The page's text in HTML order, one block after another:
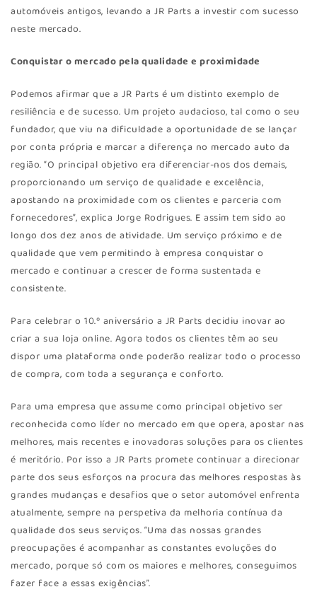
automóveis antigos, levando a JR Parts a investir com sucesso
neste mercado.
Conquistar o mercado pela qualidade e proximidade
Podemos afirmar que a JR Parts é um distinto exemplo de
resiliência e de sucesso. Um projeto audacioso, tal como o seu
fundador, que viu na dificuldade a oportunidade de se lançar
por conta própria e marcar a diferença no mercado auto da
região. “O principal objetivo era diferenciar-nos dos demais,
proporcionando um serviço de qualidade e excelência,
apostando na proximidade com os clientes e parceria com
fornecedores”, explica Jorge Rodrigues. E assim tem sido ao
longo dos dez anos de atividade. Um serviço próximo e de
qualidade que vem permitindo à empresa conquistar o
mercado e continuar a crescer de forma sustentada e
consistente.
Para celebrar o 10.º aniversário a JR Parts decidiu inovar ao
criar a sua loja online. Agora todos os clientes têm ao seu
dispor uma plataforma onde poderão realizar todo o processo
de compra, com toda a segurança e conforto.
Para uma empresa que assume como principal objetivo ser
reconhecida como líder no mercado em que opera, apostar nas
melhores, mais recentes e inovadoras soluções para os clientes
é meritório. Por isso a JR Parts promete continuar a direcionar
parte dos seus esforços na procura das melhores respostas às
grandes mudanças e desafios que o setor automóvel enfrenta
atualmente, sempre na perspetiva da melhoria contínua da
qualidade dos seus serviços. “Uma das nossas grandes
preocupações é acompanhar as constantes evoluções do
mercado, porque só com os maiores e melhores, conseguimos
fazer face a essas exigências”.